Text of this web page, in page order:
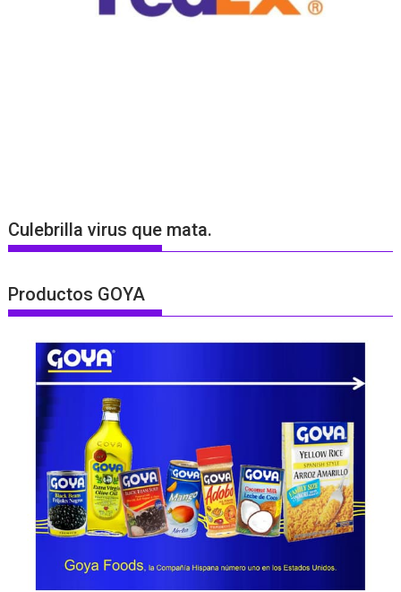
Culebrilla virus que mata.
Productos GOYA